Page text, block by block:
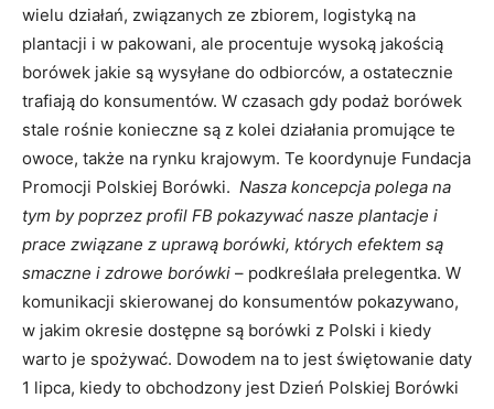
wielu działań, związanych ze zbiorem, logistyką na
plantacji i w pakowani, ale procentuje wysoką jakością
borówek jakie są wysyłane do odbiorców, a ostatecznie
trafiają do konsumentów. W czasach gdy podaż borówek
stale rośnie konieczne są z kolei działania promujące te
owoce, także na rynku krajowym. Te koordynuje Fundacja
Promocji Polskiej Borówki. Nasza koncepcja polega na
tym by poprzez profil FB pokazywać nasze plantacje i
prace związane z uprawą borówki, których efektem są
smaczne i zdrowe borówki – podkreślała prelegentka. W
komunikacji skierowanej do konsumentów pokazywano,
w jakim okresie dostępne są borówki z Polski i kiedy
warto je spożywać. Dowodem na to jest świętowanie daty
1 lipca, kiedy to obchodzony jest Dzień Polskiej Borówki